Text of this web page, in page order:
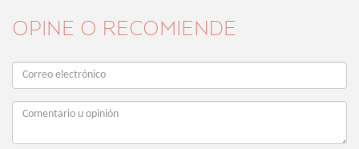
OPINE O RECOMIENDE